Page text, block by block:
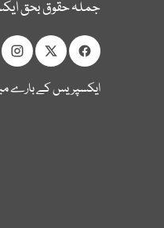
جملہ حقوق بحق
ایکسپریس کے بارے